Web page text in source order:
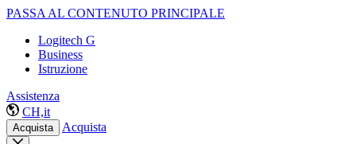
PASSA AL CONTENUTO PRINCIPALE
Logitech G
Business
Istruzione
Assistenza
CH,it
Acquista Acquista